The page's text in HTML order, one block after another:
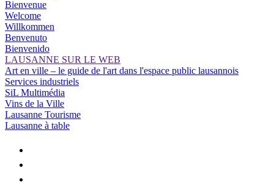
Bienvenue
Welcome
Willkommen
Benvenuto
Bienvenido
LAUSANNE SUR LE WEB
Art en ville – le guide de l'art dans l'espace public lausannois
Services industriels
SiL Multimédia
Vins de la Ville
Lausanne Tourisme
Lausanne à table